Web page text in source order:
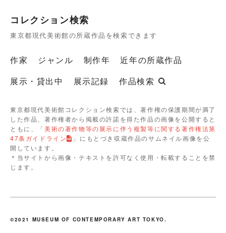
コレクション検索
東京都現代美術館の所蔵作品を検索できます
作家 ジャンル 制作年
近年の所蔵作品
展示・貸出中
展示記録 作品検索
東京都現代美術館コレクション検索では、著作権の保護期間が満了
した作品、著作権者から掲載の許諾を得た作品の画像を公開すると
ともに、「美術の著作物等の展示に伴う複製等に関する著作権法第
47条ガイドライン
」にもとづき収蔵作品のサムネイル画像を公
開しています。
＊当サイトから画像・テキストを許可なく使用・転載することを禁
じます。
©2021 MUSEUM OF CONTEMPORARY ART TOKYO.